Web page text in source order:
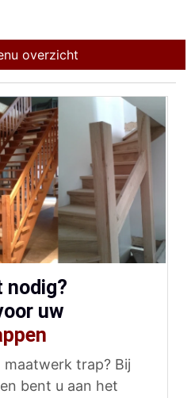
overzicht
nodig?
uw
maatwerk trap? Bij
bent u aan het